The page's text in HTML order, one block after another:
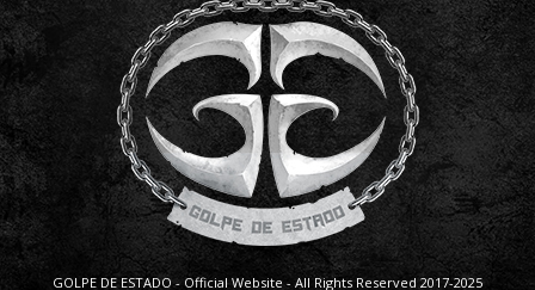
GOLPE DE ESTADO - Official Website - All Rights Reserved 2017-2025